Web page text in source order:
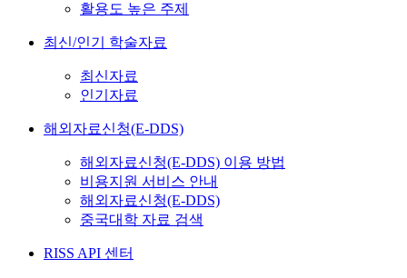
활용도 높은 주제
최신/인기 학술자료
최신자료
인기자료
해외자료신청(E-DDS)
해외자료신청(E-DDS) 이용 방법
비용지원 서비스 안내
해외자료신청(E-DDS)
중국대학 자료 검색
RISS API 센터